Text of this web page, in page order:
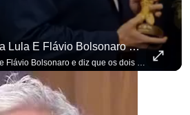
Renan Santos Critica Lula E Flávio Bolsonaro E Diz Que Os Dois São Lados Da Mesma Moeda.